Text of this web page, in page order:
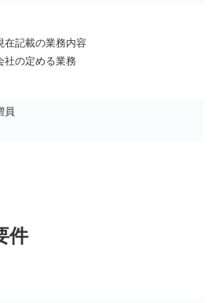
在記載の業務内容
社の定める業務
員
件